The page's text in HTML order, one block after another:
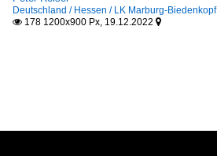
Deutschland / Hessen / LK Marburg-Biedenkopf
 178 1200x900 Px, 19.12.2022 